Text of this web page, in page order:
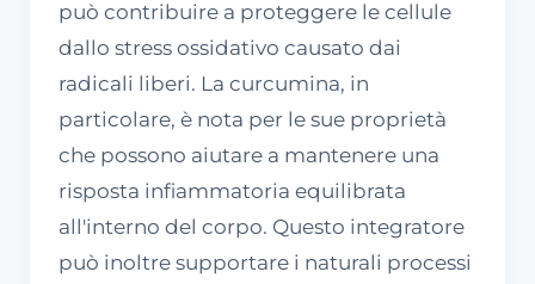
può contribuire a proteggere le cellule
dallo stress ossidativo causato dai
radicali liberi. La curcumina, in
particolare, è nota per le sue proprietà
che possono aiutare a mantenere una
risposta infiammatoria equilibrata
all'interno del corpo. Questo integratore
può inoltre supportare i naturali processi